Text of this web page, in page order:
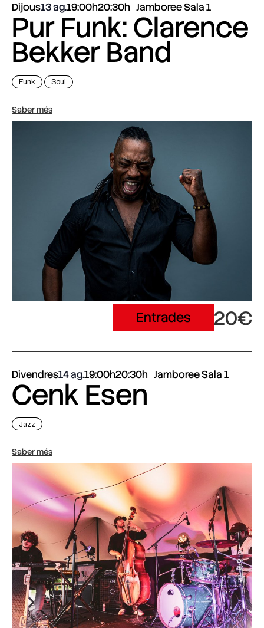
Dijous13 ag.19:00h20:30h Jamboree Sala 1
Pur Funk: Clarence
Bekker Band
Funk Soul
Saber més
Entrades 20€
Divendres14 ag.19:00h20:30h Jamboree Sala 1
Cenk Esen
Jazz
Saber més